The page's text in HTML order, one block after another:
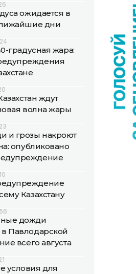
ожидается в
дни
градусная жара:
ждут
волна жары
и грозы накроют
опубликовано
Казахстану
дожди
Павлодарской
всего августа
условия для